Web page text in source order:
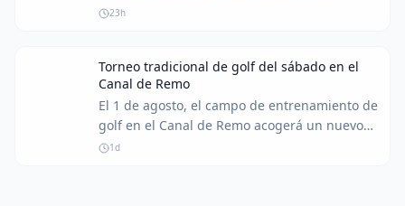
comienzo en el Wyndham Championship
23h
Torneo tradicional de golf del sábado en el
Canal de Remo
El 1 de agosto, el campo de entrenamiento de
golf en el Canal de Remo acogerá un nuevo
torneo tradicional de sábado para entusiastas
1d